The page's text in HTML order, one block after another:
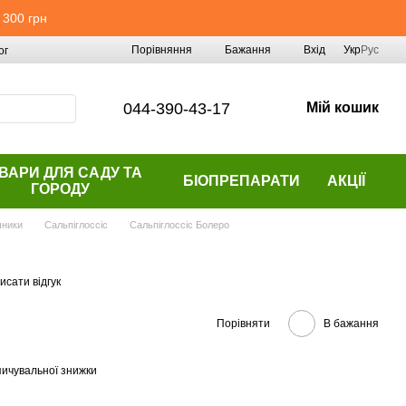
грн
Порівняння Бажання Вхід УкрРус
044-390-43-17 Мій кошик
ДЛЯ САДУ ТА
ГОРОДУ
БІОПРЕПАРАТИ АКЦІЇ
Сальпіглоссіс Сальпіглоссіс Болеро
відгук
Порівняти В бажання
знижки